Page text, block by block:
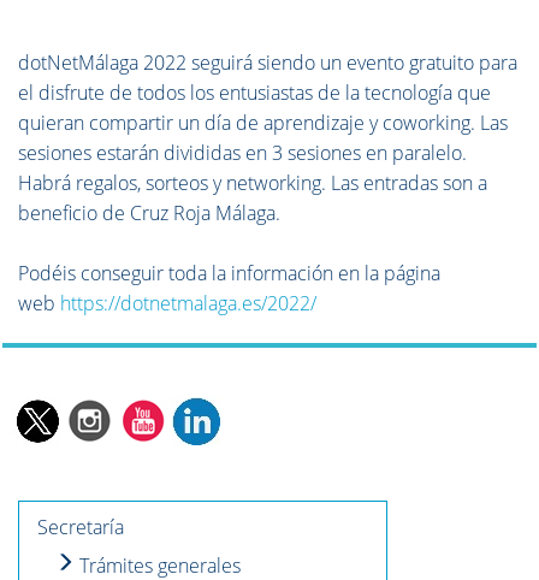
dotNetMálaga 2022 seguirá siendo un evento gratuito para
el disfrute de todos los entusiastas de la tecnología que
quieran compartir un día de aprendizaje y coworking. Las
sesiones estarán divididas en 3 sesiones en paralelo.
Habrá regalos, sorteos y networking. Las entradas son a
beneficio de Cruz Roja Málaga.
Podéis conseguir toda la información en la página
web https://dotnetmalaga.es/2022/
Secretaría
Trámites generales